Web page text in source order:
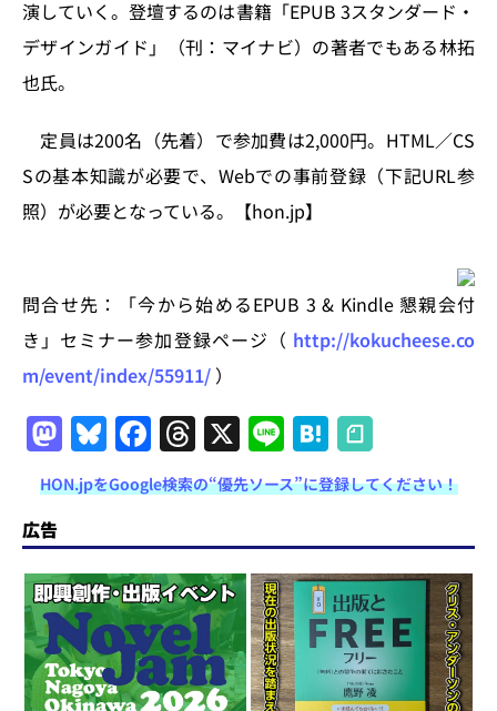
演していく。登壇するのは書籍「EPUB 3スタンダード・
デザインガイド」（刊：マイナビ）の著者でもある林拓
也氏。
定員は200名（先着）で参加費は2,000円。HTML／CS
Sの基本知識が必要で、Webでの事前登録（下記URL参
照）が必要となっている。【hon.jp】
問合せ先：「今から始めるEPUB 3 & Kindle 懇親会付
き」セミナー参加登録ページ（ http://kokucheese.co
m/event/index/55911/ ）
M
a
st
o
d
o
n
Bl
u
e
s
k
y
F
a
c
e
b
o
o
k
T
h
re
a
d
s
X Li
n
e
H
at
e
n
a
HON.jpをGoogle検索の“優先ソース”に登録してください！
広告